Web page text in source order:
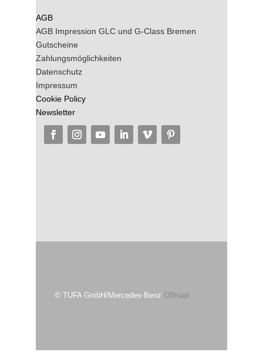
AGB
AGB Impression GLC und G-Class Bremen
Gutscheine
Zahlungsmöglichkeiten
Datenschutz
Impressum
Cookie Policy
Newsletter
© TUFA GmbH/Mercedes-Benz Offroad